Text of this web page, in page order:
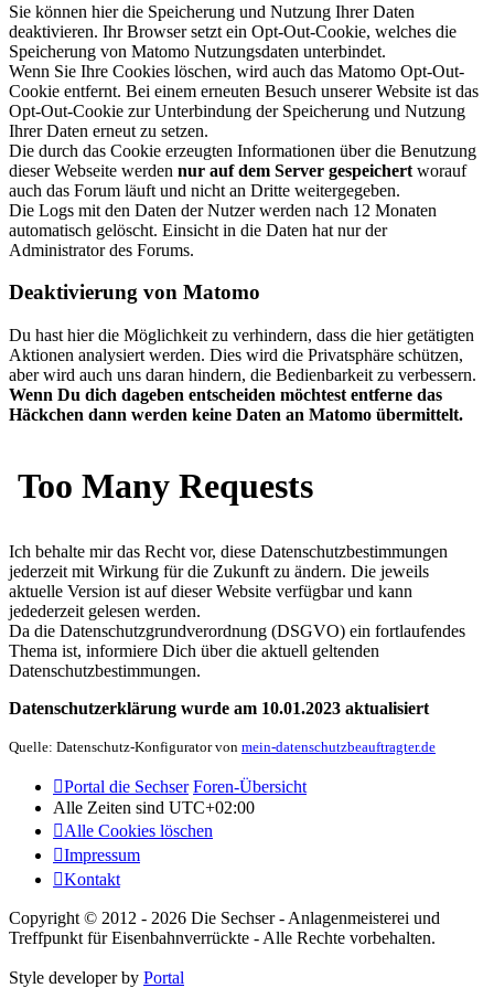
Sie können hier die Speicherung und Nutzung Ihrer Daten
deaktivieren. Ihr Browser setzt ein Opt-Out-Cookie, welches die
Speicherung von Matomo Nutzungsdaten unterbindet.
Wenn Sie Ihre Cookies löschen, wird auch das Matomo Opt-Out-
Cookie entfernt. Bei einem erneuten Besuch unserer Website ist das
Opt-Out-Cookie zur Unterbindung der Speicherung und Nutzung
Ihrer Daten erneut zu setzen.
Die durch das Cookie erzeugten Informationen über die Benutzung
dieser Webseite werden nur auf dem Server gespeichert worauf
auch das Forum läuft und nicht an Dritte weitergegeben.
Die Logs mit den Daten der Nutzer werden nach 12 Monaten
automatisch gelöscht. Einsicht in die Daten hat nur der
Administrator des Forums.
Deaktivierung von Matomo
Du hast hier die Möglichkeit zu verhindern, dass die hier getätigten
Aktionen analysiert werden. Dies wird die Privatsphäre schützen,
aber wird auch uns daran hindern, die Bedienbarkeit zu verbessern.
Wenn Du dich dageben entscheiden möchtest entferne das
Häckchen dann werden keine Daten an Matomo übermittelt.
Ich behalte mir das Recht vor, diese Datenschutzbestimmungen
jederzeit mit Wirkung für die Zukunft zu ändern. Die jeweils
aktuelle Version ist auf dieser Website verfügbar und kann
jedederzeit gelesen werden.
Da die Datenschutzgrundverordnung (DSGVO) ein fortlaufendes
Thema ist, informiere Dich über die aktuell geltenden
Datenschutzbestimmungen.
Datenschutzerklärung wurde am 10.01.2023 aktualisiert
Quelle: Datenschutz-Konfigurator von mein-datenschutzbeauftragter.de
Portal die Sechser Foren-Übersicht
Alle Zeiten sind UTC+02:00
Alle Cookies löschen
Impressum
Kontakt
Copyright © 2012 - 2026 Die Sechser - Anlagenmeisterei und
Treffpunkt für Eisenbahnverrückte - Alle Rechte vorbehalten.
Style developer by Portal